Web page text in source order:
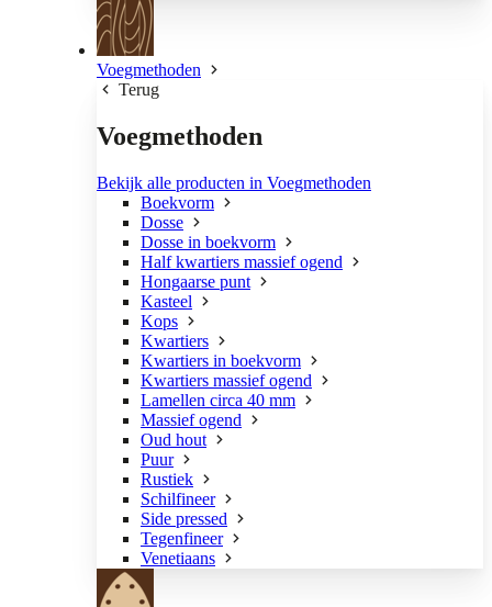
Voegmethoden
Terug
Voegmethoden
Bekijk alle producten in Voegmethoden
Boekvorm
Dosse
Dosse in boekvorm
Half kwartiers massief ogend
Hongaarse punt
Kasteel
Kops
Kwartiers
Kwartiers in boekvorm
Kwartiers massief ogend
Lamellen circa 40 mm
Massief ogend
Oud hout
Puur
Rustiek
Schilfineer
Side pressed
Tegenfineer
Venetiaans